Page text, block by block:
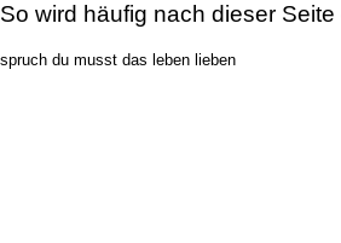
So wird häufig nach dieser
spruch du musst das leben lieben